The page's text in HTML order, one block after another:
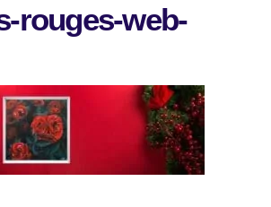
rouges-web-